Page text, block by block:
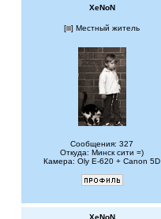
XeNoN
[ ] Местный житель
Сообщения: 327
Откуда: Минск сити =)
Камера: Oly E-620 + Canon 5D
XeNoN